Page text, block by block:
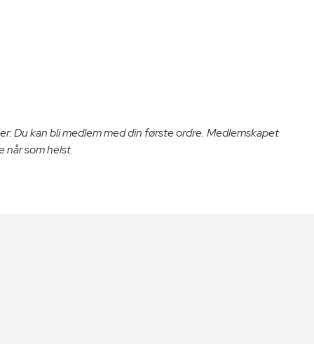
Du kan bli medlem med din første ordre. Medlemskapet
når som helst.